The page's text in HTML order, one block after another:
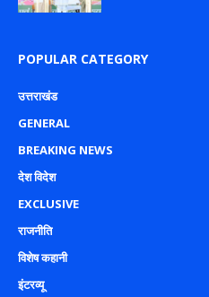
POPULAR CATEGORY
उत्तराखंड
GENERAL
BREAKING NEWS
देश विदेश
EXCLUSIVE
राजनीति
विशेष कहानी
इंटरव्यू